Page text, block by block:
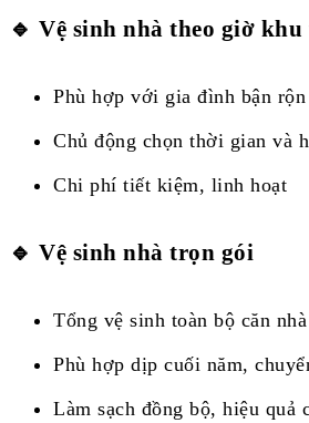
🔹 Vệ sinh nhà theo giờ
Phù hợp với gia đình bận rộn
Chủ động chọn thời gian và
Chi phí tiết kiệm, linh hoạt
🔹 Vệ sinh nhà trọn gói
Tổng vệ sinh toàn bộ căn nhà
Phù hợp dịp cuối năm,
Làm sạch đồng bộ, hiệu quả